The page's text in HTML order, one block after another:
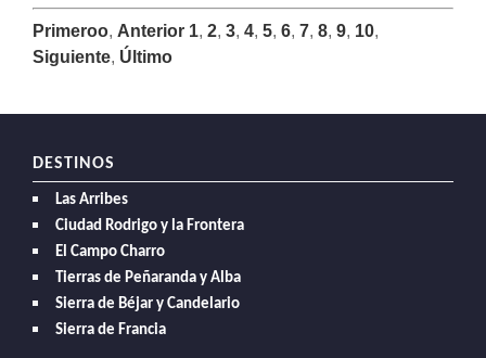
Primeroo, Anterior 1, 2, 3, 4, 5, 6, 7, 8, 9, 10,
Siguiente, Último
DESTINOS
Las Arribes
Ciudad Rodrigo y la Frontera
El Campo Charro
Tierras de Peñaranda y Alba
Sierra de Béjar y Candelario
Sierra de Francia